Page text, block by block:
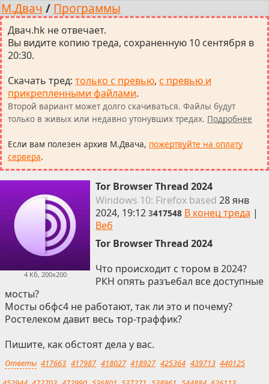
М.Двач / Программы
Двач.hk не отвечает.
Вы видите копию треда, сохраненную 10 сентября в
20:30.
Скачать тред: только с превью, с превью и
прикрепленными файлами.
Второй вариант может долго скачиваться. Файлы будут
только в живых или недавно утонувших тредах. Подробнее
Если вам полезен архив М.Двача, пожертвуйте на оплату
сервера.
4 Кб, 200x200
Tor Browser Thread 2024
Windows 10: Firefoxbased 28 янв
2024, 19:12 3417548 В конец треда |
Веб
Tor Browser Thread 2024
Что происходит с тором в 2024?
РКН опять разъебал все доступные
мосты?
Мосты обфс4 не работают, так ли это и почему?
Ростелеком давит весь тор-траффик?
Пишите, как обстоят дела у вас.
Ответы 417663 417987 418027 418927 425364 439713 440125